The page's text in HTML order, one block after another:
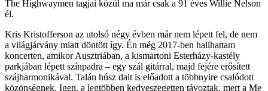
The Highwaymen tagjai közül ma már csak a 91 éves Willie Nelson
él.
Kris Kristofferson az utolsó négy évben már nem lépett fel, de nem
a világjárvány miatt döntött így. Én még 2017-ben hallhattam
koncerten, amikor Ausztriában, a kismartoni Esterházy-kastély
parkjában lépett színpadra – egy szál gitárral, majd fejére erősített
szájharmonikával. Talán húsz dalt is előadott a többnyire csalódott
közönségnek. Igen, a legtöbben kedveszegetten távoztak, mert a Me